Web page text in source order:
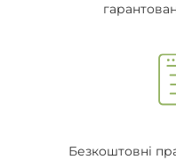
Безкоштовні